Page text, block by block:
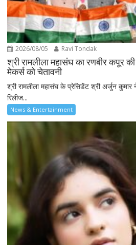
2026/08/05 Ravi Tondak
श्री रामलीला महासंघ का रणबीर कपूर
मेकर्स को चेतावनी
श्री रामलीला महासंघ के प्रेसिडेंट श्री अर्जुन
रिलीज...
News & Entertainment